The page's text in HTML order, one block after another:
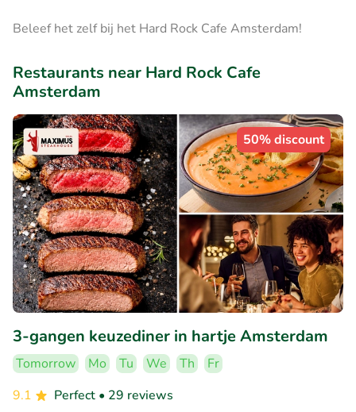
Beleef het zelf bij het Hard Rock Cafe Amsterdam!
Restaurants near Hard Rock Cafe
Amsterdam
50% discount
3-gangen keuzediner in hartje Amsterdam
Tomorrow Mo Tu We Th
Fr
9.1
Perfect • 29 reviews